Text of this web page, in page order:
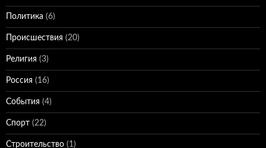
Политика (6)
Происшествия (20)
Религия (3)
Россия (16)
События (4)
Спорт (22)
Строительство (1)